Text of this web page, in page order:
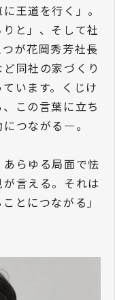
王道を行く」。
と」、そして社
が花岡秀芳社長
同社の家づくり
います。くじけ
この言葉に立ち
つながる―。
あらゆる局面で怯
言える。それは
とにつながる」